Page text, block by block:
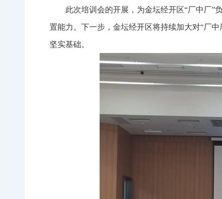
此次培训会的开展，为金坛经开区“厂中厂”
置能力。下一步，金坛经开区将持续加大对“厂
坚实基础。